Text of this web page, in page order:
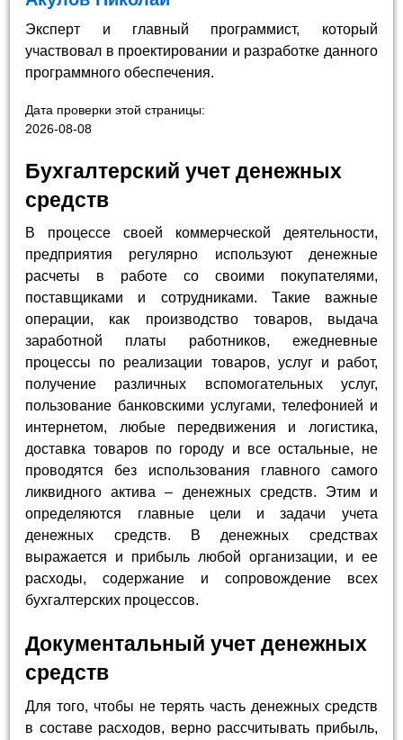
Эксперт и главный программист, который
участвовал в проектировании и разработке данного
программного обеспечения.
Дата проверки этой страницы:
2026-08-08
Бухгалтерский учет денежных
средств
В процессе своей коммерческой деятельности,
предприятия регулярно используют денежные
расчеты в работе со своими покупателями,
поставщиками и сотрудниками. Такие важные
операции, как производство товаров, выдача
заработной платы работников, ежедневные
процессы по реализации товаров, услуг и работ,
получение различных вспомогательных услуг,
пользование банковскими услугами, телефонией и
интернетом, любые передвижения и логистика,
доставка товаров по городу и все остальные, не
проводятся без использования главного самого
ликвидного актива – денежных средств. Этим и
определяются главные цели и задачи учета
денежных средств. В денежных средствах
выражается и прибыль любой организации, и ее
расходы, содержание и сопровождение всех
бухгалтерских процессов.
Документальный учет денежных
средств
Для того, чтобы не терять часть денежных средств
в составе расходов, верно рассчитывать прибыль,